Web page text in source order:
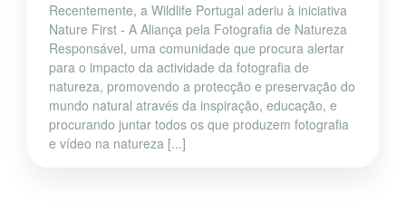
Recentemente, a Wildlife Portugal aderiu à iniciativa
Nature First - A Aliança pela Fotografia de Natureza
Responsável, uma comunidade que procura alertar
para o impacto da actividade da fotografia de
natureza, promovendo a protecção e preservação do
mundo natural através da inspiração, educação, e
procurando juntar todos os que produzem fotografia
e vídeo na natureza [...]